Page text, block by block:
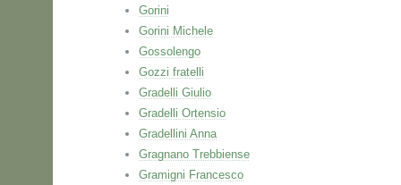
Gorini
Gorini Michele
Gossolengo
Gozzi fratelli
Gradelli Giulio
Gradelli Ortensio
Gradellini Anna
Gragnano Trebbiense
Gramigni Francesco